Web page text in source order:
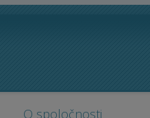
O spoločnosti